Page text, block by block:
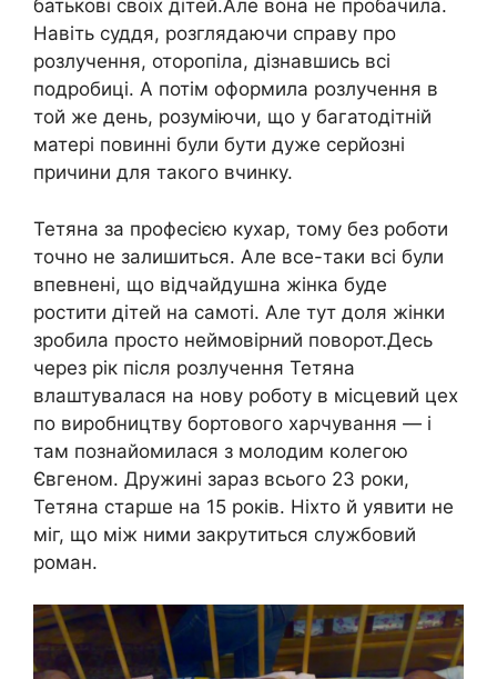
батькові своїх дітей.Але вона не пробачила.
Навіть суддя, розглядаючи справу про
розлучення, оторопіла, дізнавшись всі
подробиці. А потім оформила розлучення в
той же день, розуміючи, що у багатодітній
матері повинні були бути дуже серйозні
причини для такого вчинку.
Тетяна за професією кухар, тому без роботи
точно не залишиться. Але все-таки всі були
впевнені, що відчайдушна жінка буде
ростити дітей на самоті. Але тут доля жінки
зробила просто неймовірний поворот.Десь
через рік після розлучення Тетяна
влаштувалася на нову роботу в місцевий цех
по виробництву бортового харчування — і
там познайомилася з молодим колегою
Євгеном. Дружині зараз всього 23 роки,
Тетяна старше на 15 років. Ніхто й уявити не
міг, що між ними закрутиться службовий
роман.